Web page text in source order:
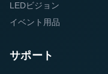
LEDビジョン
イベント用品
サポート